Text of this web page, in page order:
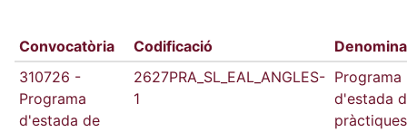
Convocatòria Codificació
310726 -
Programa
d'estada de
2627PRA_SL_EAL_ANGLES-
1
Programa
d'estada